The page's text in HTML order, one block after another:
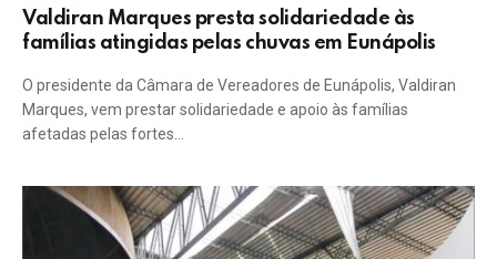
Valdiran Marques presta solidariedade às
famílias atingidas pelas chuvas em Eunápolis
O presidente da Câmara de Vereadores de Eunápolis, Valdiran
Marques, vem prestar solidariedade e apoio às famílias
afetadas pelas fortes…